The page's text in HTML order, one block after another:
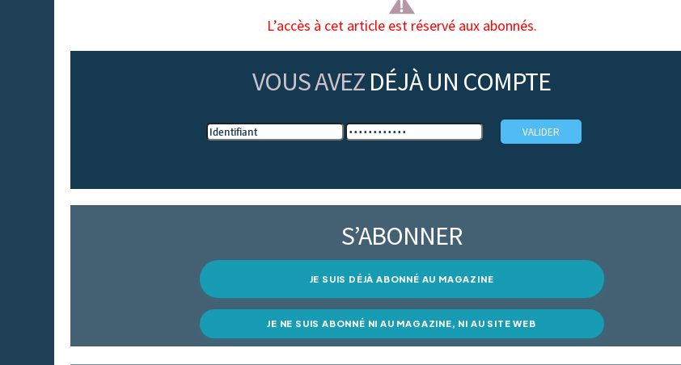
L’accès à cet article est réservé aux abonnés.
VOUS AVEZ DÉJÀ UN COMPTE
S’ABONNER
JE SUIS DÉJÀ ABONNÉ AU MAGAZINE
JE NE SUIS ABONNÉ NI AU MAGAZINE, NI AU SITE WEB